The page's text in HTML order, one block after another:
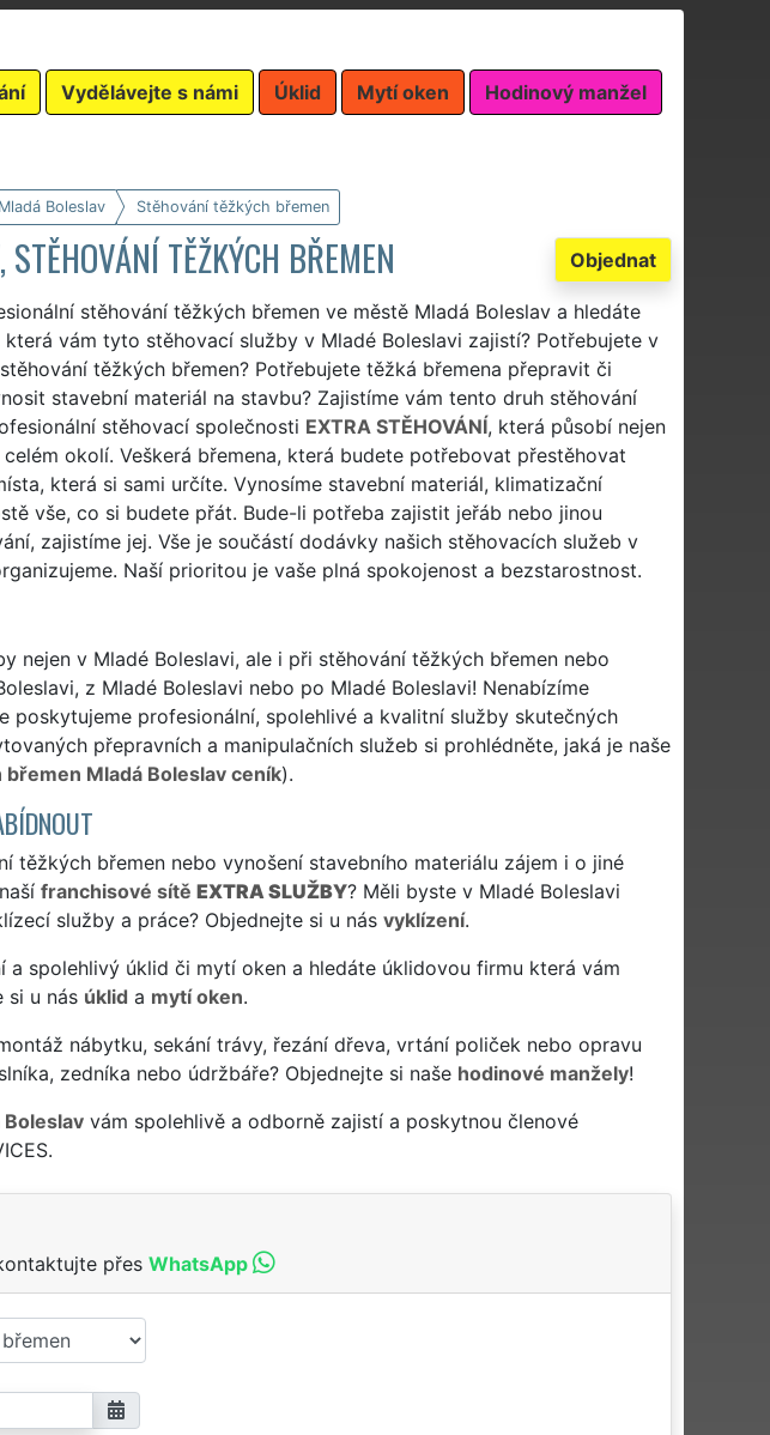
Vydělávejte s námi Úklid Mytí oken Hodinový manžel
Boleslav Stěhování těžkých břemen
Objednat
TĚŽKÝCH BŘEMEN
stěhování těžkých břemen ve městě Mladá Boleslav a hledáte
vám tyto stěhovací služby v Mladé Boleslavi zajistí? Potřebujete v
těžkých břemen? Potřebujete těžká břemena přepravit či
stavební materiál na stavbu? Zajistíme vám tento druh stěhování
stěhovací společnosti EXTRA STĚHOVÁNÍ, která působí nejen
okolí. Veškerá břemena, která budete potřebovat přestěhovat
která si sami určíte. Vynosíme stavební materiál, klimatizační
vše, co si budete přát. Bude-li potřeba zajistit jeřáb nebo jinou
zajistíme jej. Vše je součástí dodávky našich stěhovacích služeb v
Naší prioritou je vaše plná spokojenost a bezstarostnost.
nejen v Mladé Boleslavi, ale i při stěhování těžkých břemen nebo
z Mladé Boleslavi nebo po Mladé Boleslavi! Nenabízíme
poskytujeme profesionální, spolehlivé a kvalitní služby skutečných
přepravních a manipulačních služeb si prohlédněte, jaká je naše
Mladá Boleslav ceník).
těžkých břemen nebo vynošení stavebního materiálu zájem i o jiné
franchisové sítě EXTRA SLUŽBY? Měli byste v Mladé Boleslavi
služby a práce? Objednejte si u nás vyklízení.
a spolehlivý úklid či mytí oken a hledáte úklidovou firmu která vám
si u nás úklid a mytí oken.
nábytku, sekání trávy, řezání dřeva, vrtání poliček nebo opravu
zedníka nebo údržbáře? Objednejte si naše hodinové manžely!
vám spolehlivě a odborně zajistí a poskytnou členové
přes WhatsApp